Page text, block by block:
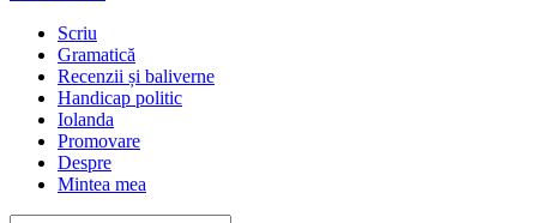
Scriu
Gramatică
Recenzii și baliverne
Handicap politic
Iolanda
Promovare
Despre
Mintea mea